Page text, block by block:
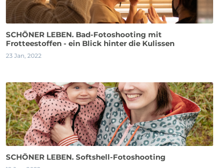
SCHÖNER LEBEN. Bad-Fotoshooting mit
Frotteestoffen - ein Blick hinter die Kulissen
23 Jan, 2022
SCHÖNER LEBEN. Softshell-Fotoshooting